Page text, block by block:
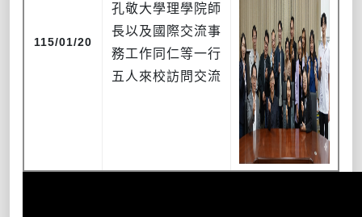
115/01/20
孔敬大學理學院師
長以及國際交流事
務工作同仁等一行
五人來校訪問交流